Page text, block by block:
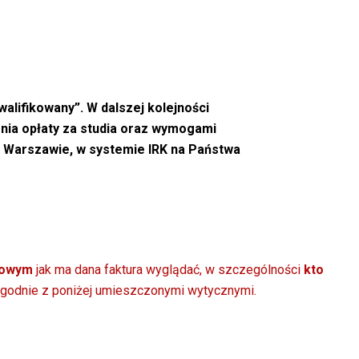
W dalszej kolejności
opłaty za studia oraz wymogami
w systemie IRK na Państwa
jak ma dana faktura wyglądać, w szczególności kto
z poniżej umieszczonymi wytycznymi.